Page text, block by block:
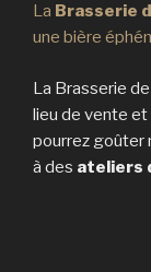
La Brasserie
une bière
La Brasserie de
lieu de vente
pourrez goûter
à des ateliers